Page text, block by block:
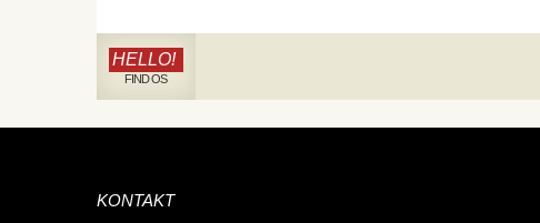
HELLO!
FIND OS
KONTAKT